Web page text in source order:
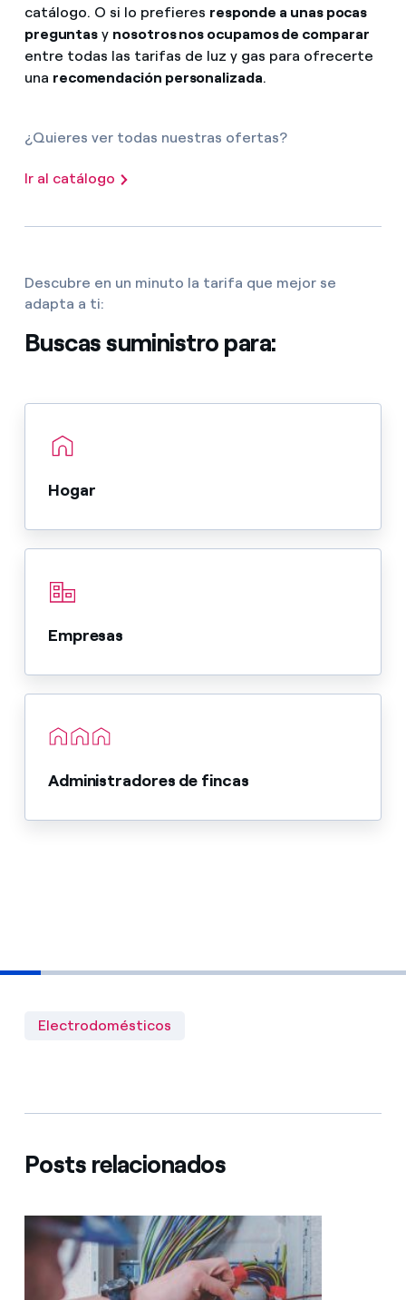
catálogo. O si lo prefieres responde a unas pocas
preguntas y nosotros nos ocupamos de comparar
entre todas las tarifas de luz y gas para ofrecerte
una recomendación personalizada.
¿Quieres ver todas nuestras ofertas?
Ir al catálogo
Descubre en un minuto la tarifa que mejor se
adapta a ti:
Buscas suministro para:
Hogar
Empresas
Administradores de fincas
Electrodomésticos
Posts relacionados